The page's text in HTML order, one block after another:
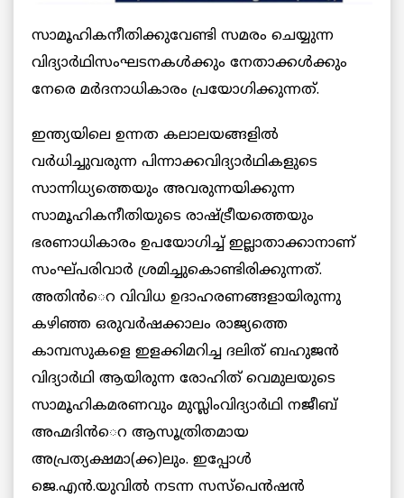
സാമൂഹികനീതിക്കുവേണ്ടി സമരം ചെയ്യുന്ന
വിദ്യാര്‍ഥിസംഘടനകള്‍ക്കും നേതാക്കള്‍ക്കും
നേരെ മര്‍ദനാധികാരം പ്രയോഗിക്കുന്നത്.
ഇന്ത്യയിലെ ഉന്നത കലാലയങ്ങളില്‍
വര്‍ധിച്ചുവരുന്ന പിന്നാക്കവിദ്യാര്‍ഥികളുടെ
സാന്നിധ്യത്തെയും അവരുന്നയിക്കുന്ന
സാമൂഹികനീതിയുടെ രാഷ്ട്രീയത്തെയും
ഭരണാധികാരം ഉപയോഗിച്ച് ഇല്ലാതാക്കാനാണ്
സംഘ്പരിവാര്‍ ശ്രമിച്ചുകൊണ്ടിരിക്കുന്നത്.
അതിന്‍െറ വിവിധ ഉദാഹരണങ്ങളായിരുന്നു
കഴിഞ്ഞ ഒരുവര്‍ഷക്കാലം രാജ്യത്തെ
കാമ്പസുകളെ ഇളക്കിമറിച്ച ദലിത് ബഹുജന്‍
വിദ്യാര്‍ഥി ആയിരുന്ന രോഹിത് വെമുലയുടെ
സാമൂഹികമരണവും മുസ്ലിംവിദ്യാര്‍ഥി നജീബ്
അഹ്മദിന്‍െറ ആസൂത്രിതമായ
അപ്രത്യക്ഷമാ(ക്ക)ലും. ഇപ്പോള്‍
ജെ.എന്‍.യുവില്‍ നടന്ന സസ്പെന്‍ഷന്‍